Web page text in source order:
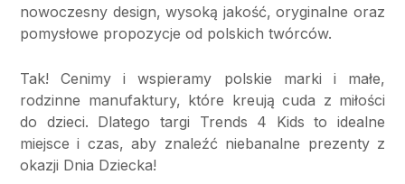
nowoczesny design, wysoką jakość, oryginalne oraz
pomysłowe propozycje od polskich twórców.
Tak! Cenimy i wspieramy polskie marki i małe,
rodzinne manufaktury, które kreują cuda z miłości
do dzieci. Dlatego targi Trends 4 Kids to idealne
miejsce i czas, aby znaleźć niebanalne prezenty z
okazji Dnia Dziecka!